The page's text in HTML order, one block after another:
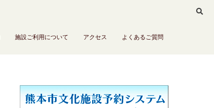
施設ご利用について アクセス よくあるご質問